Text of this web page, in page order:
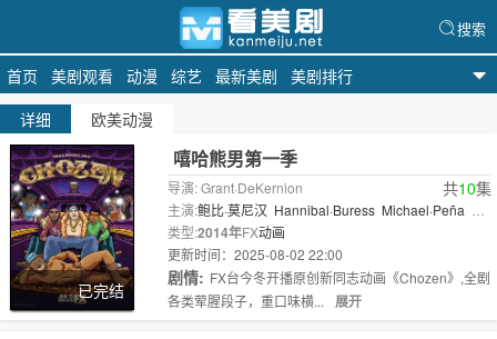
首页 美剧观看 动漫 综艺 最新美剧 美剧排行
搜索
详细 欧美动漫
已完结
嘻哈熊男第一季
共10集
导演: Grant·DeKernion
主演:鲍比·莫尼汉 Hannibal·Buress Michael·Peña
罗·拉克诺
类型:2014年FX动画
更新时间：2025-08-02 22:00
剧情: FX台今冬开播原创新同志动画《Chozen》,全剧
各类荤腥段子，重口味横...
展开